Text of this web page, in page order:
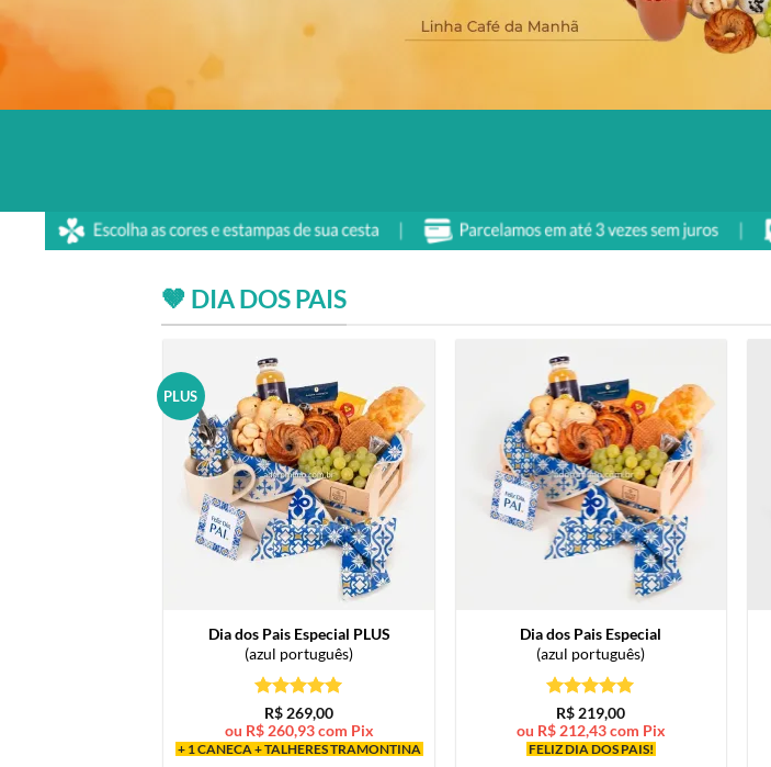
🤎 DIA DOS PAIS
PLUS
Dia dos Pais Especial PLUS
(azul português)
Avaliação5
de 5
R$269,00
ou R$260,93com Pix
+ 1 CANECA + TALHERES TRAMONTINA
Dia dos Pais Especial
(azul português)
Avaliação5
de 5
R$219,00
ou R$212,43com Pix
FELIZ DIA DOS PAIS!